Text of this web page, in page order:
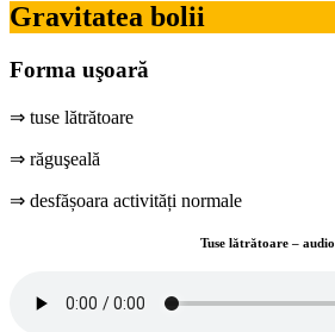
Gravitatea bolii
Forma uşoară
⇒ tuse lătrătoare
⇒ răguşeală
⇒ desfășoara activități normale
Tuse lătrătoare – audio